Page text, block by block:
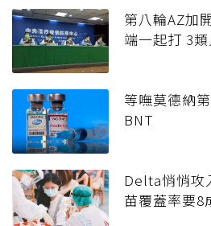
第八輪AZ加
端一起打 3
等嘸莫德納
BNT
Delta悄悄攻
苗覆蓋率要8